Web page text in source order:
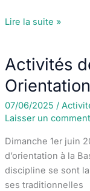
Activités
:
Challenges
Lire la suite »
Activités
07/06/2025 /
Laisser un
Dimanche 1er juin
d’orientation à la
discipline se sont
ses traditionnelles